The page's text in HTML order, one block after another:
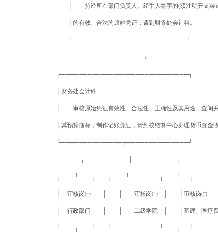
│ 持经所在部门负责人、经手人签字的(须注明开支渠
│的有效、合法的原始凭证，请到财务处会计科
└──────────────────────────┘
↓
┌─────────────────────────────┐
│财务处会计科
│ 审核原始凭证有效性、合法性、正确性及其用途，查阅
│其预算指标，制作记账凭证，请到校结算中心办理货币资金
└──────────────┬──────────────┘
┌──────────┼──────────┐
┌───┴───┐ ┌───┴───┐ ┌───┴──┐
│ 审核岗㈠ │ │ 审核岗㈡ │ │审核岗㈢
│ 行政部门 │ │ 二级学院 │ │基建、医疗
└───┬───┘ └───────┘ └───┬──┘